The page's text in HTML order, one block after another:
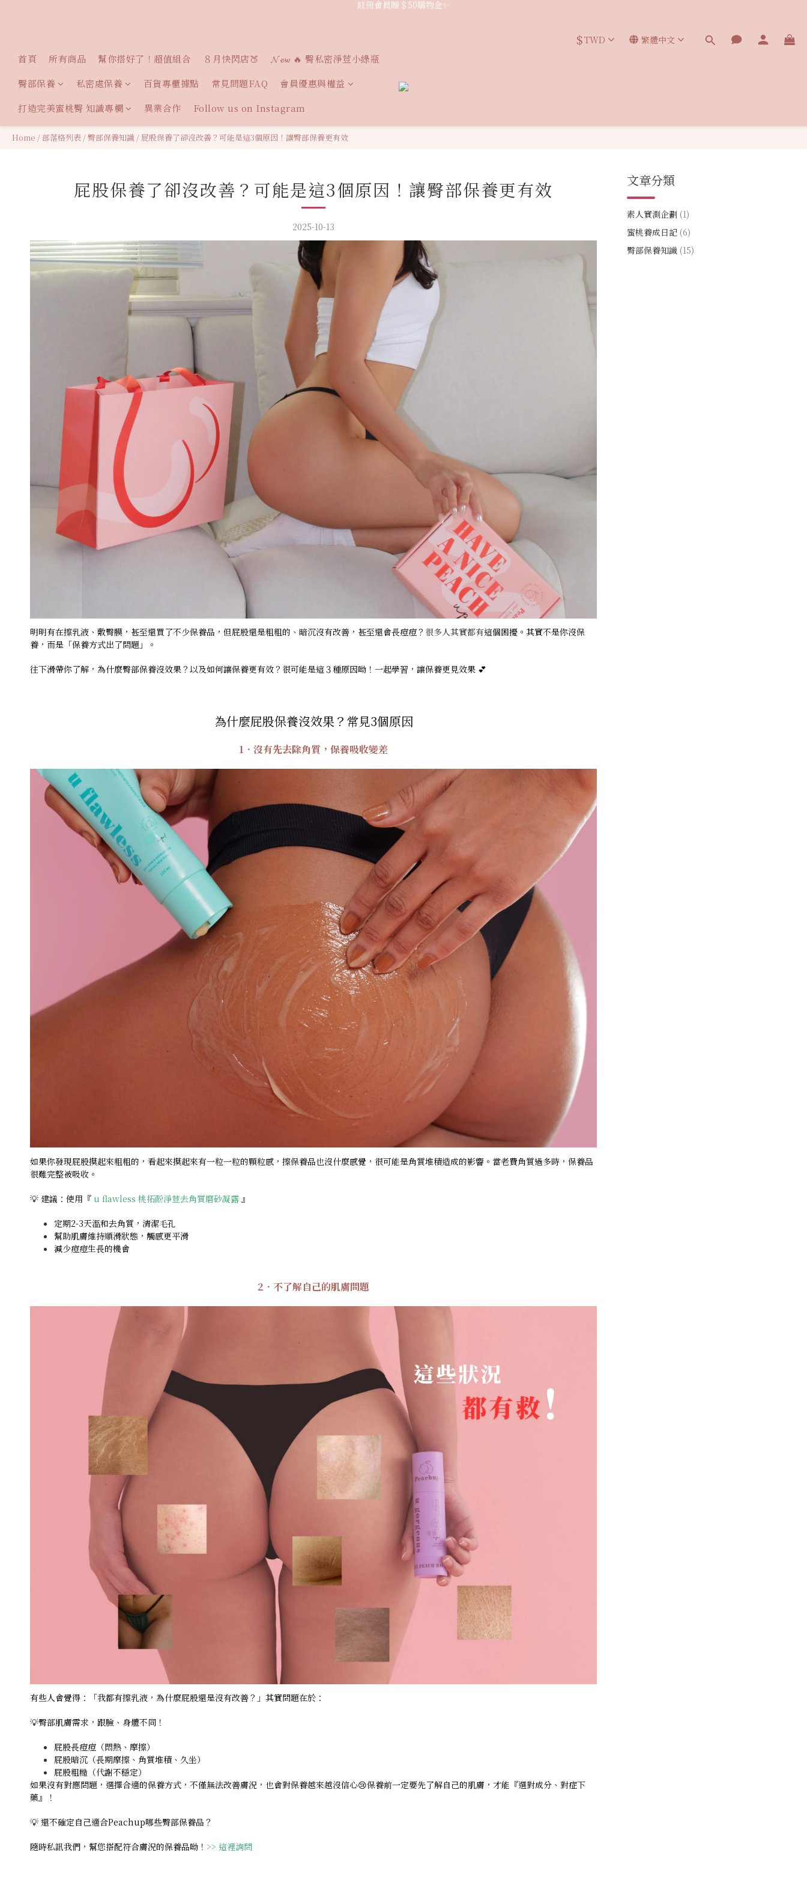
台灣本島2000免運🚚港澳新馬3000免運
台灣本島2000免運🚚港澳新馬3000免運
台灣本島2000免運🚚港澳新馬3000免運
$TWD 繁體中文
首頁 所有商品 幫你搭好了！超值組合 ８月快閃店🍑
𝓝𝓮𝔀 🔥 臀私密淨荳小綠瓶
臀部保養
私密處保養 百貨專櫃據點 常見問題FAQ
會員優惠與權益
打造完美蜜桃臀 知識專欄
異業合作 Follow us on Instagram
Home /部落格列表 /臀部保養知識 / 屁股保養了卻沒改善？可能是這3個原因！讓臀部保養更有效
屁股保養了卻沒改善？可能是這3個原因！讓臀部保養更有效
2025-10-13
明明有在擦乳液、敷臀膜，甚至還買了不少保養品，但屁股還是粗粗的、暗沉沒有改善，甚至還會長痘痘？ 很多人其實都有這個困擾。其實不是你沒保
養，而是「保養方式出了問題」。
往下滑帶你了解，為什麼臀部保養沒效果？以及如何讓保養更有效？很可能是這３種原因呦！一起學習，讓保養更見效果 💕
為什麼屁股保養沒效果？常見3個原因
1．沒有先去除角質，保養吸收變差
如果你發現屁股摸起來粗粗的，看起來摸起來有一粒一粒的顆粒感，擦保養品也沒什麼感覺，很可能是角質堆積造成的影響。當老費角質過多時，保養品
很難完整被吸收。
💡 建議：使用『 u flawless 桃拓酚淨荳去角質磨砂凝露 』
定期2-3天溫和去角質，清潔毛孔
幫助肌膚維持順滑狀態，觸感更平滑
減少痘痘生長的機會
2．不了解自己的肌膚問題
有些人會覺得：「我都有擦乳液，為什麼屁股還是沒有改善？」其實問題在於：
💡臀部肌膚需求，跟臉、身體不同！
屁股長痘痘（悶熱、摩擦）
屁股暗沉（長期摩擦、角質堆積、 久坐）
屁股粗糙（代謝不穩定）
如果沒有對應問題，選擇合適的保養方式，不僅無法改善膚況，也會對保養越來越沒信心😢保養前一定要先了解自己的肌膚，才能『選對成分、對症下
藥』！
💡 還不確定自己適合Peachup哪些臀部保養品？
隨時私訊我們，幫您搭配符合膚況的保養品呦！ >> 這裡詢問
文章分類
素人實測企劃 (1)
蜜桃養成日記 (6)
臀部保養知識 (15)